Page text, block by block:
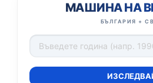
МАШИНА НА
БЪЛГАРИЯ +